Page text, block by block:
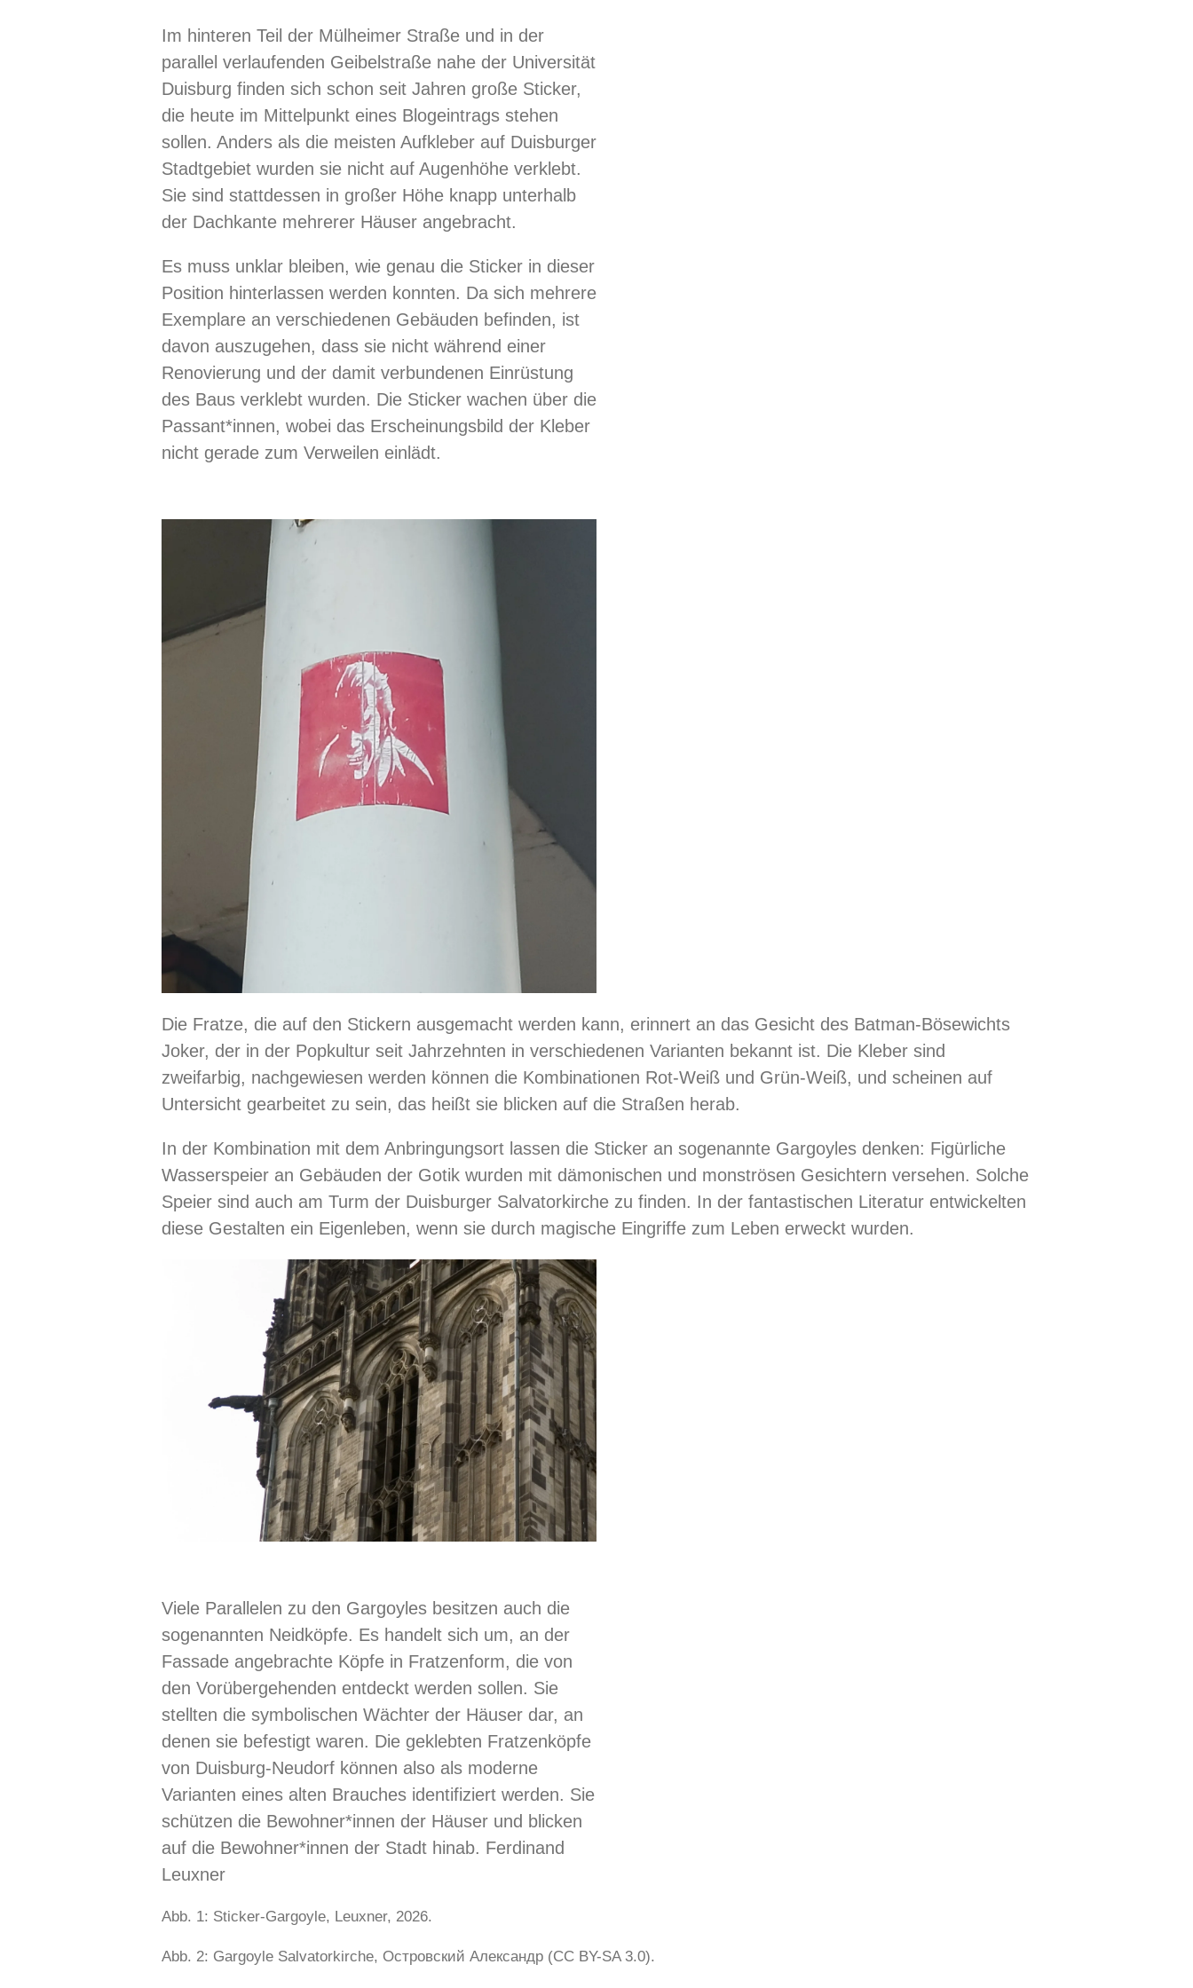
Im hinteren Teil der Mülheimer Straße und in der
parallel verlaufenden Geibelstraße nahe der Universität
Duisburg finden sich schon seit Jahren große Sticker,
die heute im Mittelpunkt eines Blogeintrags stehen
sollen. Anders als die meisten Aufkleber auf Duisburger
Stadtgebiet wurden sie nicht auf Augenhöhe verklebt.
Sie sind stattdessen in großer Höhe knapp unterhalb
der Dachkante mehrerer Häuser angebracht.
Es muss unklar bleiben, wie genau die Sticker in dieser
Position hinterlassen werden konnten. Da sich mehrere
Exemplare an verschiedenen Gebäuden befinden, ist
davon auszugehen, dass sie nicht während einer
Renovierung und der damit verbundenen Einrüstung
des Baus verklebt wurden. Die Sticker wachen über die
Passant*innen, wobei das Erscheinungsbild der Kleber
nicht gerade zum Verweilen einlädt.
Die Fratze, die auf den Stickern ausgemacht werden kann, erinnert an das Gesicht des Batman-Bösewichts
Joker, der in der Popkultur seit Jahrzehnten in verschiedenen Varianten bekannt ist. Die Kleber sind
zweifarbig, nachgewiesen werden können die Kombinationen Rot-Weiß und Grün-Weiß, und scheinen auf
Untersicht gearbeitet zu sein, das heißt sie blicken auf die Straßen herab.
In der Kombination mit dem Anbringungsort lassen die Sticker an sogenannte Gargoyles denken: Figürliche
Wasserspeier an Gebäuden der Gotik wurden mit dämonischen und monströsen Gesichtern versehen. Solche
Speier sind auch am Turm der Duisburger Salvatorkirche zu finden. In der fantastischen Literatur entwickelten
diese Gestalten ein Eigenleben, wenn sie durch magische Eingriffe zum Leben erweckt wurden.
Viele Parallelen zu den Gargoyles besitzen auch die
sogenannten Neidköpfe. Es handelt sich um, an der
Fassade angebrachte Köpfe in Fratzenform, die von
den Vorübergehenden entdeckt werden sollen. Sie
stellten die symbolischen Wächter der Häuser dar, an
denen sie befestigt waren. Die geklebten Fratzenköpfe
von Duisburg-Neudorf können also als moderne
Varianten eines alten Brauches identifiziert werden. Sie
schützen die Bewohner*innen der Häuser und blicken
auf die Bewohner*innen der Stadt hinab. Ferdinand
Leuxner
Abb. 1: Sticker-Gargoyle, Leuxner, 2026.
Abb. 2: Gargoyle Salvatorkirche, Островский Александр (CC BY-SA 3.0).